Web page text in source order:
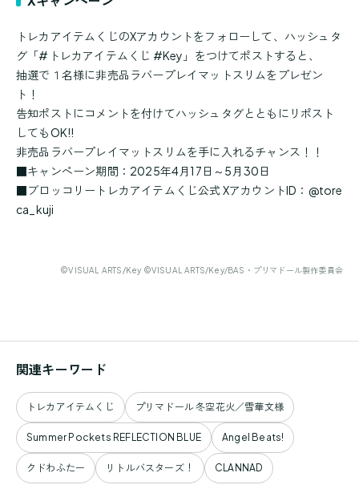
トレカアイテムくじのXアカウントをフォローして、ハッシュタ
グ「#トレカアイテムくじ #Key」をつけてポストすると、
抽選で１名様に非売品ラバープレイマットスリムをプレゼン
ト！
告知ポストにコメントを付けてハッシュタグとともにリポスト
してもOK!!
非売品ラバープレイマットスリムを手に入れるチャンス！！
■キャンペーン期間：2025年4月17日～5月30日
■ブロッコリートレカアイテムくじ公式 XアカウントID：@tore
ca_kuji
©VISUAL ARTS/Key ©VISUAL ARTS/Key/BAS・プリマドール製作委員会
関連キーワード
トレカアイテムくじ プリマドール 冬空花火／雪華文様
Summer Pockets REFLECTION BLUE Angel Beats!
クドわふたー リトルバスターズ！ CLANNAD